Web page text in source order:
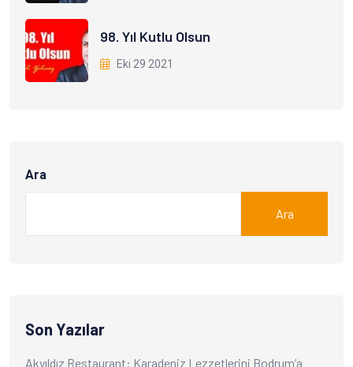
98. Yıl Kutlu Olsun
Eki 29 2021
Ara
Ara
Son Yazılar
Akyıldız Restaurant: Karadeniz Lezzetlerini Bodrum’a